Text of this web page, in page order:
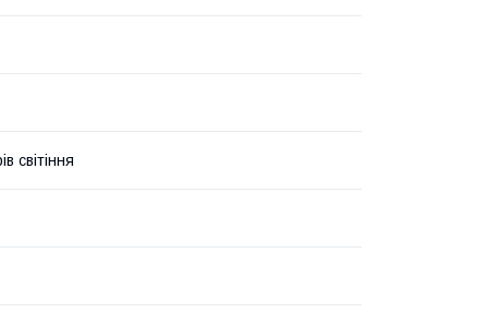
світіння